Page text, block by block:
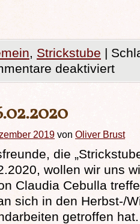
, Strickstube |
deaktiviert
2019 von Oliver Brust
die
wollen wir uns
Claudia Cebulla
sich in den Herbst-/
getroffen